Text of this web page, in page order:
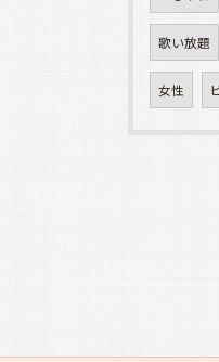
歌い放題
女性